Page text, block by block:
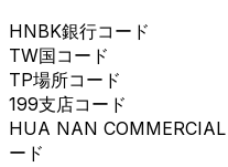
HNBK銀行コード
TW国コード
TP場所コード
199支店コード
HUA NAN
ード